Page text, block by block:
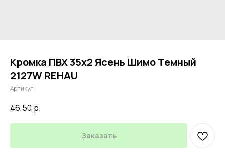
Кромка ПВХ 35х2 Ясень Шимо Темный
2127W REHAU
Артикул:
46,50 р.
Заказать